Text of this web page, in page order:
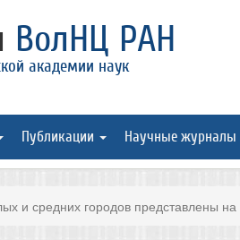
ВолНЦ РАН
академии наук
Публикации Научные журналы
и средних городов представлены на